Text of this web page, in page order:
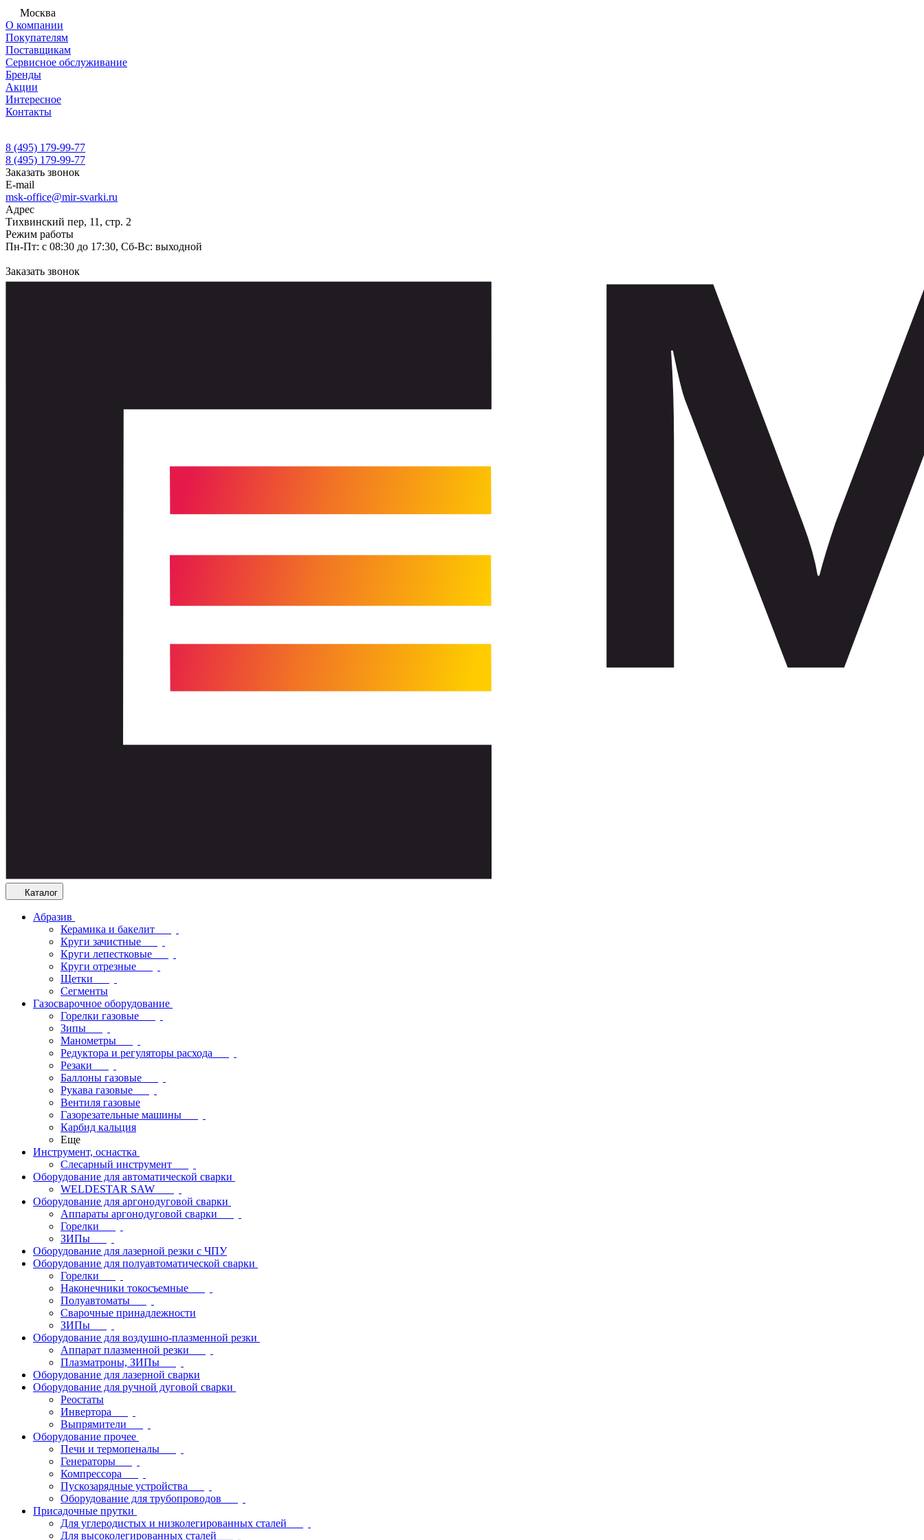
Москва
О компании
Покупателям
Поставщикам
Сервисное обслуживание
Бренды
Акции
Интересное
Контакты
8 (495) 179-99-77
8 (495) 179-99-77
Заказать звонок
E-mail
msk-office@mir-svarki.ru
Адрес
Тихвинский пер, 11, стр. 2
Режим работы
Пн-Пт: с 08:30 до 17:30, Сб-Вс: выходной
Заказать звонок
Каталог
Абразив
Керамика и бакелит
Круги зачистные
Круги лепестковые
Круги отрезные
Щетки
Сегменты
Газосварочное оборудование
Горелки газовые
Зипы
Манометры
Редуктора и регуляторы расхода
Резаки
Баллоны газовые
Рукава газовые
Вентиля газовые
Газорезательные машины
Карбид кальция
Еще
Инструмент, оснастка
Слесарный инструмент
Оборудование для автоматической сварки
WELDESTAR SAW
Оборудование для аргонодуговой сварки
Аппараты аргонодуговой сварки
Горелки
ЗИПы
Оборудование для лазерной резки с ЧПУ
Оборудование для полуавтоматической сварки
Горелки
Наконечники токосъемные
Полуавтоматы
Сварочные принадлежности
ЗИПы
Оборудование для воздушно-плазменной резки
Аппарат плазменной резки
Плазматроны, ЗИПы
Оборудование для лазерной сварки
Оборудование для ручной дуговой сварки
Реостаты
Инвертора
Выпрямители
Оборудование прочее
Печи и термопеналы
Генераторы
Компрессора
Пускозарядные устройства
Оборудование для трубопроводов
Присадочные прутки
Для углеродистых и низколегированных сталей
Для высоколегированных сталей